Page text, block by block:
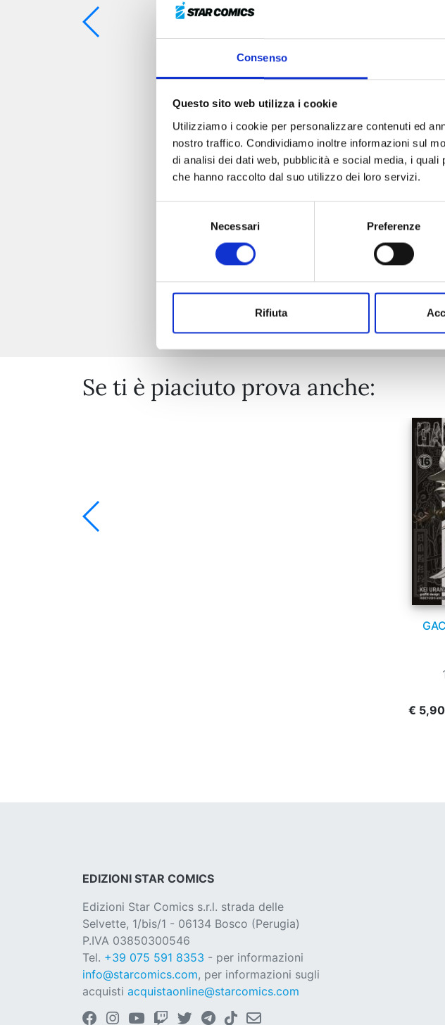
Consenso
Questo sito web utilizza i cookie
Utilizziamo i cookie per personalizzare contenuti ed
nostro traffico. Condividiamo inoltre informazioni sul
di analisi dei dati web, pubblicità e social media, i
che hanno raccolto dal suo utilizzo dei loro servizi.
Necessari Preferenze
Rifiuta
Se ti è piaciuto prova anche:
€ 5,90
EDIZIONI STAR COMICS
Edizioni Star Comics s.r.l. strada delle
Selvette, 1/bis/1 - 06134 Bosco (Perugia)
P.IVA 03850300546
Tel. +39 075 591 8353 - per informazioni
info@starcomics.com, per informazioni sugli
acquisti acquistaonline@starcomics.com